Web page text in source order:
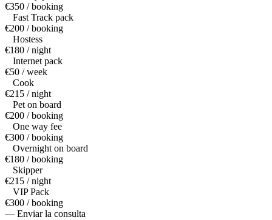
€350 / booking
Fast Track pack
€200 / booking
Hostess
€180 / night
Internet pack
€50 / week
Cook
€215 / night
Pet on board
€200 / booking
One way fee
€300 / booking
Overnight on board
€180 / booking
Skipper
€215 / night
VIP Pack
€300 / booking
— Enviar la consulta